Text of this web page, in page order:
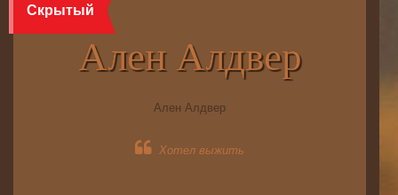
Скрытый
Ален Алдвер
Ален Алдвер
Хотел выжить